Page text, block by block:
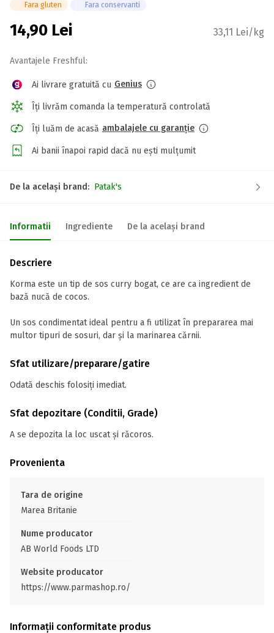
Fara gluten Fara conservanti
14,90 Lei 33,11 Lei/kg
Avantajele Freshful:
Ai livrare gratuită cu Genius
Îți livrăm comanda la temperatură controlată
Îți luăm de acasă ambalajele cu garanție
Ai banii înapoi rapid dacă nu ești mulțumit
De la același brand: Patak's
Informatii Ingrediente De la același brand
Descriere
Korma este un tip de sos curry bogat, ce are ca ingredient de
bază nucă de cocos.
Un sos condimentat ideal pentru a fi utilizat în prepararea mai
multor tipuri de sosuri, dar și la marinarea cărnii.
Sfat utilizare/preparare/gatire
Odată deschis folosiți imediat.
Sfat depozitare (Conditii, Grade)
A se depozita la loc uscat și răcoros.
Provenienta
Tara de origine
Marea Britanie
Nume producator
AB World Foods LTD
Website producator
https://www.parmashop.ro/
Informații conformitate produs